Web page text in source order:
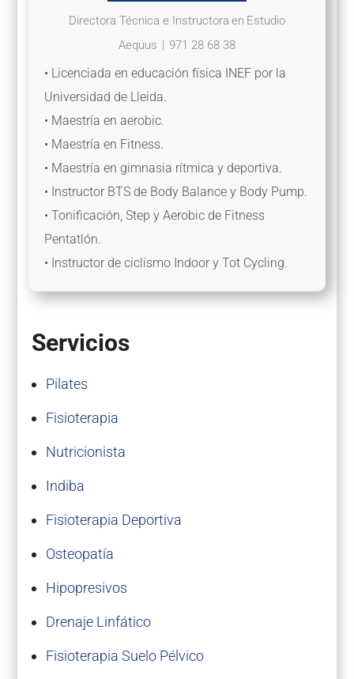
Directora Técnica e Instructora en Estudio
Aequus | 971 28 68 38
• Licenciada en educación física INEF por la
Universidad de Lleida.
• Maestría en aerobic.
• Maestría en Fitness.
• Maestría en gimnasia rítmica y deportiva.
• Instructor BTS de Body Balance y Body Pump.
• Tonificación, Step y Aerobic de Fitness
Pentatlón.
• Instructor de ciclismo Indoor y Tot Cycling.
Servicios
Pilates
Fisioterapia
Nutricionista
Indiba
Fisioterapia Deportiva
Osteopatía
Hipopresivos
Drenaje Linfático
Fisioterapia Suelo Pélvico